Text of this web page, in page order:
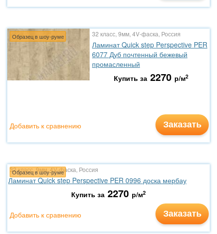
Образец в шоу-руме 32 класс, 9мм, 4V-фаска, Россия
Ламинат Quick step Perspective PER
6077 Дуб почтенный бежевый
промасленный
Купить за 2270 р/м2
Заказать
Добавить к сравнению
Образец в шоу-руме
32 класс, 9мм, 4V-фаска, Россия
Ламинат Quick step Perspective PER 0996 доска мербау
Купить за 2270 р/м2
Заказать
Добавить к сравнению